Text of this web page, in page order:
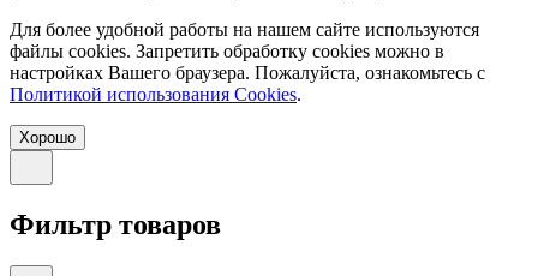
Для более удобной работы на нашем сайте используются
файлы сookies. Запретить обработку cookies можно в
настройках Вашего браузера. Пожалуйста, ознакомьтесь с
Политикой использования Cookies.
Хорошо
Фильтр товаров